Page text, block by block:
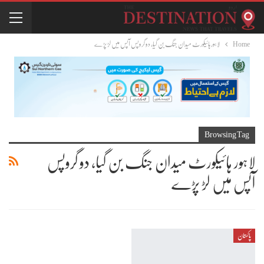
Home لاہور ہائیکورٹ میدان جنگ بن گیا، دو گروپس آپس میں لڑ پڑے
Browsing Tag
لاہور ہائیکورٹ میدان جنگ بن گیا، دو گروپس
آپس میں لڑ پڑے
پاکستان